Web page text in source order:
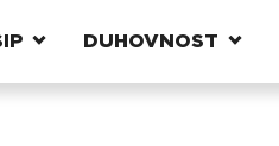
DUHOVNOST